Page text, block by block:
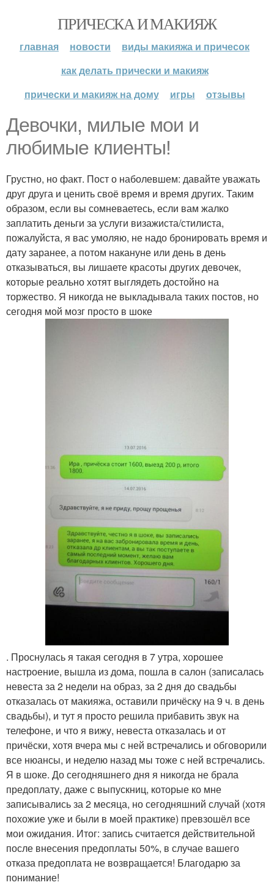
ПРИЧЕСКА И МАКИЯЖ
главная новости
виды макияжа и причесок
как делать прически и макияж
прически и макияж на дому
игры отзывы
Девочки, милые мои и
любимые клиенты!
Грустно, но факт. Пост о наболевшем: давайте уважать
друг друга и ценить своё время и время других. Таким
образом, если вы сомневаетесь, если вам жалко
заплатить деньги за услуги визажиста/стилиста,
пожалуйста, я вас умоляю, не надо бронировать время и
дату заранее, а потом накануне или день в день
отказываться, вы лишаете красоты других девочек,
которые реально хотят выглядеть достойно на
торжество. Я никогда не выкладывала таких постов, но
сегодня мой мозг просто в шоке
. Проснулась я такая сегодня в 7 утра, хорошее
настроение, вышла из дома, пошла в салон (записалась
невеста за 2 недели на образ, за 2 дня до свадьбы
отказалась от макияжа, оставили причёску на 9 ч. в день
свадьбы), и тут я просто решила прибавить звук на
телефоне, и что я вижу, невеста отказалась и от
причёски, хотя вчера мы с ней встречались и обговорили
все нюансы, и неделю назад мы тоже с ней встречались.
Я в шоке. До сегодняшнего дня я никогда не брала
предоплату, даже с выпускниц, которые ко мне
записывались за 2 месяца, но сегодняшний случай (хотя
похожие уже и были в моей практике) превзошёл все
мои ожидания. Итог: запись считается действительной
после внесения предоплаты 50%, в случае вашего
отказа предоплата не возвращается! Благодарю за
понимание!